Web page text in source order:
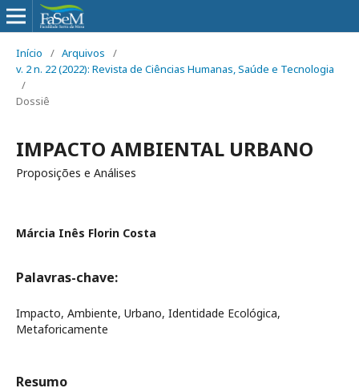
Início / Arquivos
/
v. 2 n. 22 (2022): Revista de Ciências Humanas, Saúde e Tecnologia
/
Dossiê
IMPACTO AMBIENTAL URBANO
Proposições e Análises
Márcia Inês Florin Costa
Palavras-chave:
Impacto, Ambiente, Urbano, Identidade Ecológica,
Metaforicamente
Resumo